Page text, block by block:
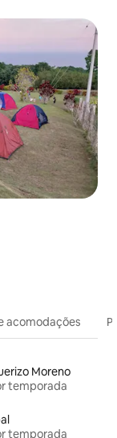
acomodações
Moreno
temporada
temporada